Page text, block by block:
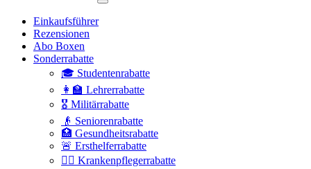
Einkaufsführer
Rezensionen
Abo Boxen
Sonderrabatte
🎓 Studentenrabatte
👩‍🏫 Lehrerrabatte
🎖️ Militärrabatte
👴 Seniorenrabatte
🏥 Gesundheitsrabatte
🚨 Ersthelferrabatte
👩‍⚕️ Krankenpflegerrabatte